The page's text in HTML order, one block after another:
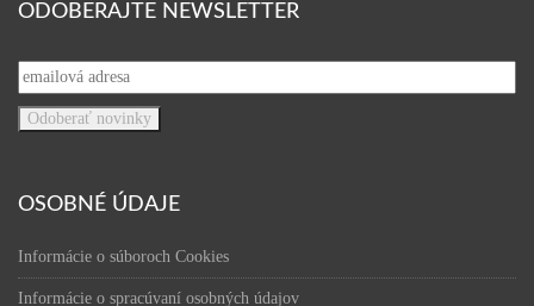
ODOBERAJTE NEWSLETTER
OSOBNÉ ÚDAJE
Informácie o súboroch Cookies
Informácie o spracúvaní osobných údajov